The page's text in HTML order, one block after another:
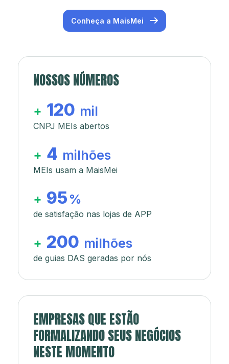
Conheça a MaisMei
NOSSOS NÚMEROS
+ 120 mil
CNPJ MEIs abertos
+ 4 milhões
MEIs usam a MaisMei
+ 95 %
de satisfação nas lojas de APP
+ 200 milhões
de guias DAS geradas por nós
EMPRESAS QUE ESTÃO
FORMALIZANDO SEUS NEGÓCIOS
NESTE MOMENTO